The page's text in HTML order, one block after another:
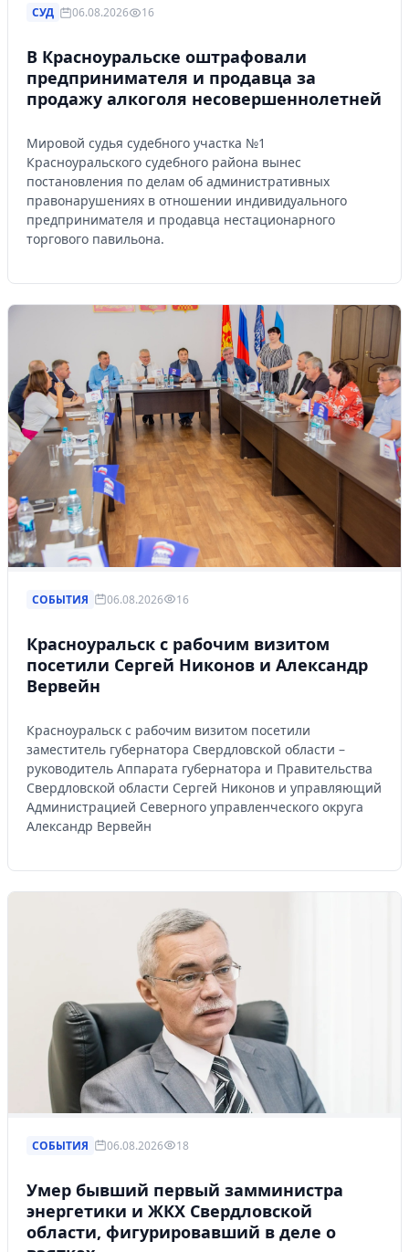
СУД 06.08.2026 16
В Красноуральске оштрафовали
предпринимателя и продавца за
продажу алкоголя несовершеннолетней
Мировой судья судебного участка №1
Красноуральского судебного района вынес
постановления по делам об административных
правонарушениях в отношении индивидуального
предпринимателя и продавца нестационарного
торгового павильона.
СОБЫТИЯ 06.08.2026 16
Красноуральск с рабочим визитом
посетили Сергей Никонов и Александр
Вервейн
Красноуральск с рабочим визитом посетили
заместитель губернатора Свердловской области –
руководитель Аппарата губернатора и Правительства
Свердловской области Сергей Никонов и управляющий
Администрацией Северного управленческого округа
Александр Вервейн
СОБЫТИЯ 06.08.2026 18
Умер бывший первый замминистра
энергетики и ЖКХ Свердловской
области, фигурировавший в деле о